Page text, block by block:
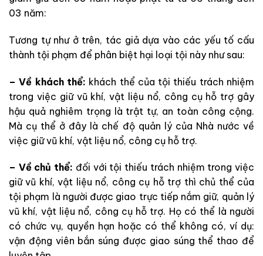
03 năm:
Tương tự như ở trên, tác giả dựa vào các yếu tố cấu
thành tội phạm để phân biệt hại loại tội này như sau:
– Về khách thể: khách thể của tội thiếu trách nhiệm
trong việc giữ vũ khí, vật liệu nổ, công cụ hỗ trợ gây
hậu quả nghiêm trọng là trật tự, an toàn công cộng.
Mà cụ thể ở đây là chế độ quản lý của Nhà nước về
việc giữ vũ khí, vật liệu nổ, công cụ hỗ trợ.
– Về chủ thể: đối với tội thiếu trách nhiệm trong việc
giữ vũ khí, vật liệu nổ, công cụ hỗ trợ thì chủ thể của
tội phạm là người được giao trực tiếp nắm giữ, quản lý
vũ khí, vật liệu nổ, công cụ hỗ trợ. Họ có thể là người
có chức vụ, quyền hạn hoặc có thể không có, ví dụ:
vận động viên bắn súng được giao súng thể thao để